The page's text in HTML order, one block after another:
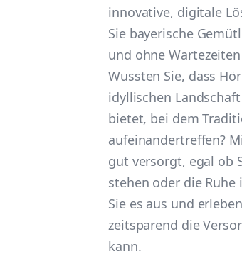
innovative, digitale
Sie bayerische
und ohne
Wussten Sie, dass
idyllischen
bietet, bei dem
aufeinandertreffen?
gut versorgt, egal ob
stehen oder die
Sie es aus und
zeitsparend die
kann.